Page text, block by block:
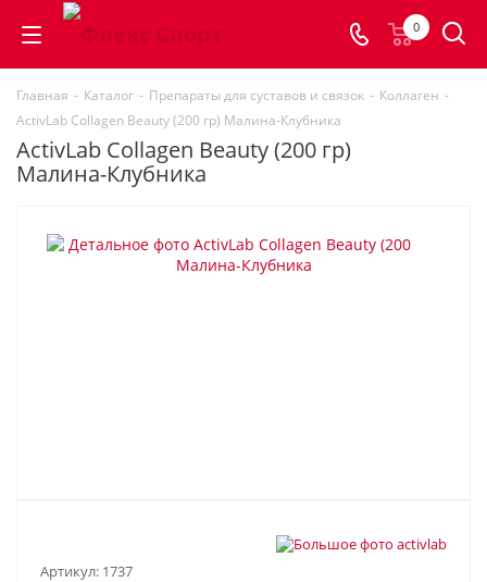
0
Главная - Каталог - Препараты для суставов и связок - Коллаген -
ActivLab Collagen Beauty (200 гр) Малина-Клубника
ActivLab Collagen Beauty (200 гр)
Малина-Клубника
Артикул: 1737